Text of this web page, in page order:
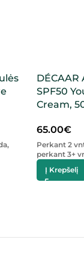
SPF50
Cream,
65.00€
Perkant 2
perkant 3+
Į Krepšelį